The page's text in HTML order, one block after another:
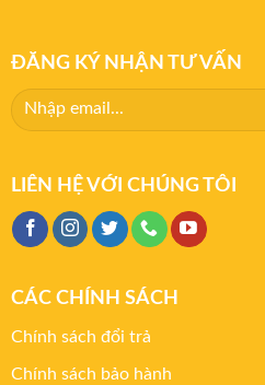
ĐĂNG KÝ NHẬN TƯ VẤN
LIÊN HỆ VỚI CHÚNG TÔI
CÁC CHÍNH SÁCH
Chính sách đổi trả
Chính sách bảo hành